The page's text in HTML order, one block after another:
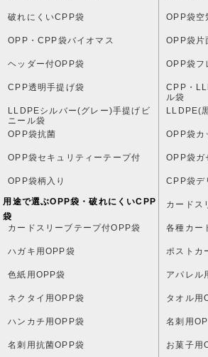
破れにくいCPP袋 OPP袋空
OPP・CPP袋バイオマス OPP袋片
ヘッダー付OPP袋 OPP袋フ
CPP透明手提げ袋
CPP・
ル袋
LLDPEシルバー(グレー)手提げビ
ニール袋
LLDPE(
OPP袋抗菌 OPP袋カ
OPP袋セキュリティーテープ付 OPP袋ガ
OPP袋柄入り CPP袋デ
用途で選ぶOPP袋・破れにくいCPP
袋
カードス
カードスリーブテープ付OPP袋 各種カー
ハガキ用OPP袋 ポストカ
色紙用OPP袋 アパレル
ネクタイ用OPP袋 タオル用
ハンカチ用OPP袋 名刺用
名刺用抗菌OPP袋 お菓子用